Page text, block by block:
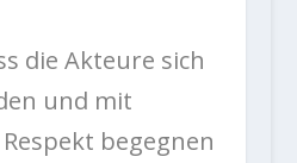
die Akteure sich
und mit
begegnen